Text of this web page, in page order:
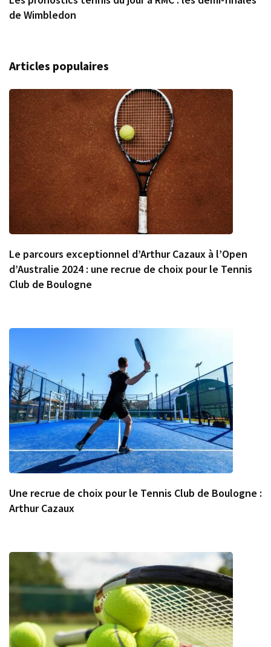
de Wimbledon
Articles populaires
Le parcours exceptionnel d’Arthur Cazaux à l’Open
d’Australie 2024 : une recrue de choix pour le Tennis
Club de Boulogne
Une recrue de choix pour le Tennis Club de Boulogne :
Arthur Cazaux